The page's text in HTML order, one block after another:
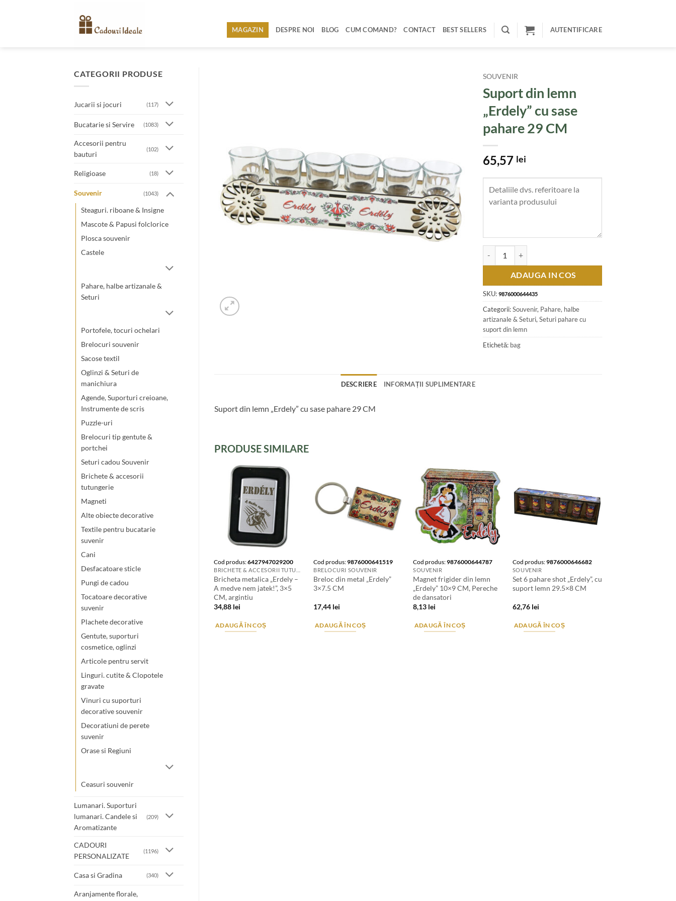
MAGAZIN DESPRE NOI BLOG CUM COMAND? CONTACT BEST SELLERS AUTENTIFICARE
CATEGORII PRODUSE
Jucarii si jocuri (117)
Bucatarie si Servire (1083)
Accesorii pentru
bauturi
(102)
Religioase (18)
Souvenir (1043)
Steaguri. riboane & Insigne
Mascote & Papusi folclorice
Plosca souvenir
Castele
Pahare, halbe artizanale &
Seturi
Portofele, tocuri ochelari
Brelocuri souvenir
Sacose textil
Oglinzi & Seturi de
manichiura
Agende, Suporturi creioane,
Instrumente de scris
Puzzle-uri
Brelocuri tip gentute &
portchei
Seturi cadou Souvenir
Brichete & accesorii
tutungerie
Magneti
Alte obiecte decorative
Textile pentru bucatarie
suvenir
Cani
Desfacatoare sticle
Pungi de cadou
Tocatoare decorative
suvenir
Plachete decorative
Gentute, suporturi
cosmetice, oglinzi
Articole pentru servit
Linguri. cutite & Clopotele
gravate
Vinuri cu suporturi
decorative souvenir
Decoratiuni de perete
suvenir
Orase si Regiuni
Ceasuri souvenir
Lumanari. Suporturi
lumanari. Candele si
Aromatizante
(209)
CADOURI
PERSONALIZATE
(1196)
Casa si Gradina (340)
Aranjamente florale,
SOUVENIR
Suport din lemn
„Erdely” cu sase
pahare 29 CM
65,57 lei
ADAUGA IN COS
SKU: 9876000644435
Categorii:Souvenir, Pahare, halbe
artizanale & Seturi,Seturi pahare cu
suport din lemn
Etichetă: bag
DESCRIERE INFORMAȚII SUPLIMENTARE
Suport din lemn „Erdely” cu sase pahare 29 CM
PRODUSE SIMILARE
Cod produs:6427947029200
Bricheta metalica „Erdely –
A medve nem jatek!”, 3×5
CM, argintiu
34,88 lei
ADAUGĂ ÎN COȘ
Cod produs:9876000641519
BRELOCURI SOUVENIR
Breloc din metal „Erdely”
3×7.5 CM
17,44 lei
ADAUGĂ ÎN COȘ
Cod produs:9876000644787
SOUVENIR
Magnet frigider din lemn
„Erdely” 10×9 CM, Pereche
de dansatori
8,13 lei
ADAUGĂ ÎN COȘ
Cod produs:9876000646682
SOUVENIR
Set 6 pahare shot „Erdely”, cu
suport lemn 29.5×8 CM
62,76 lei
ADAUGĂ ÎN COȘ